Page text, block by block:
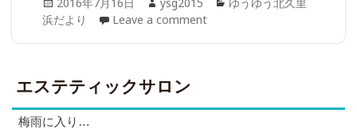
on
2016年7月16日 ysg2015
ゆうゆう北久里
浜だより
Leave a comment
エステティックサロン
梅雨に入り…